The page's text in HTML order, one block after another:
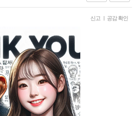
신고 | 공감 확인